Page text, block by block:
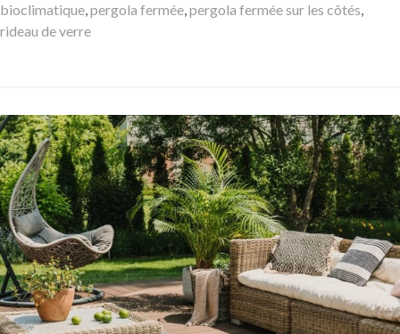
bioclimatique,pergola fermée,pergola fermée sur les côtés,
rideau de verre